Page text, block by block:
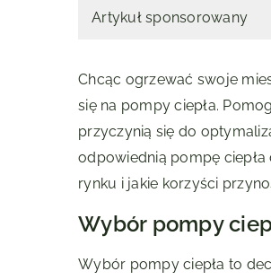
Artykuł sponsorowany
Chcąc ogrzewać swoje
się na pompy ciepła.
przyczynią się do
odpowiednią pompę
rynku i jakie korzyści
Wybór pompy
Wybór pompy ciepła to